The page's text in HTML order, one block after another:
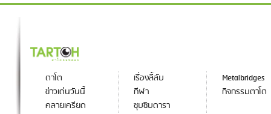
ตาโต
ข่าวเด่นวันนี้
คลายเครียด
เรื่องลี้ลับ
กีฬา
ซุบซิบดารา
Metalbridges
กิจกรรมตาโต